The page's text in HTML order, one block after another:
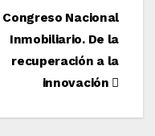
Congreso Nacional
Inmobiliario. De la
recuperación a la
innovación